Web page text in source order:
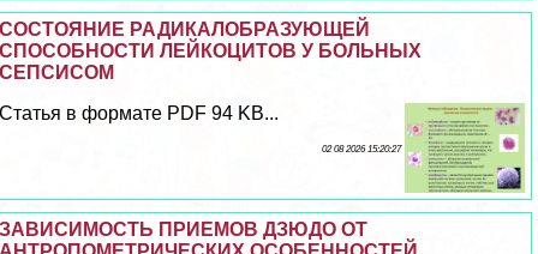
СОСТОЯНИЕ РАДИКАЛОБРАЗУЮЩЕЙ
СПОСОБНОСТИ ЛЕЙКОЦИТОВ У БОЛЬНЫХ
СЕПСИСОМ
Статья в формате PDF 94 KB...
02 08 2026 15:20:27
ЗАВИСИМОСТЬ ПРИЕМОВ ДЗЮДО ОТ